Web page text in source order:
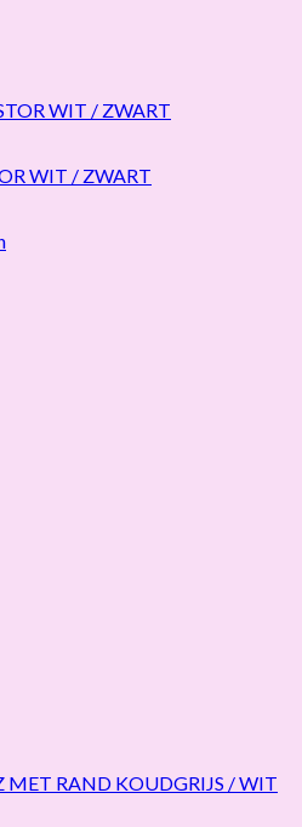
WIT / ZWART